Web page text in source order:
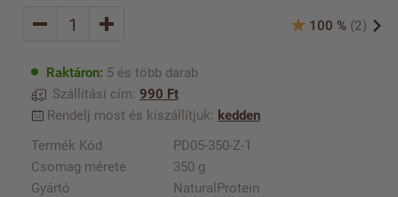
100 % (2)
Raktáron: 5 és több darab
Szállítási cím: 990 Ft
Rendelj most és kiszállítjuk: kedden
Termék Kód
PD05-350-Z-1
Csomag mérete
350 g
Gyártó
NaturalProtein